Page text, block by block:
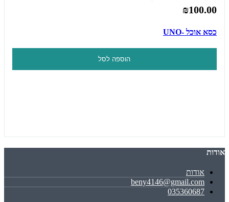
₪100.00
כסא אוכל -UNO
הוספה לסל
אודות
אודות
beny4146@gmail.com
035360687